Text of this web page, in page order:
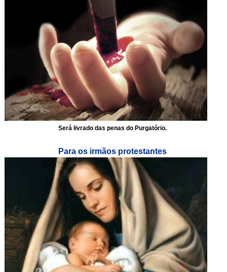
Será livrado das penas do Purgatório.
Para os irmãos protestantes